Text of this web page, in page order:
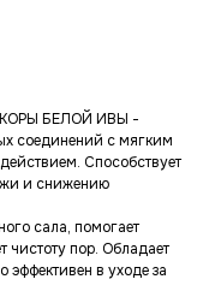
БЕЛОЙ ИВЫ -
соединений с мягким
Способствует
и снижению
сала, помогает
пор. Обладает
в уходе за